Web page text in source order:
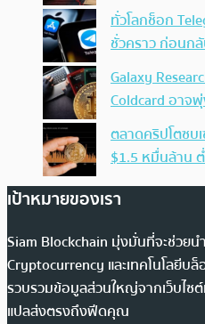
ทั่วโลกช็อก
ชั่วคราว ก่อนก
Galaxy
Coldcard อาจ
ตลาดคริปโตซบ
$1.5 หมื่นล้าน
เป้าหมายของเรา
Siam Blockchain มุ่งมั่นที่จะช่วยน
Cryptocurrency และเทคโนโลยีบ
รวบรวมข้อมูลส่วนใหญ่จากเว็บไซต์
แปลส่งตรงถึงฟีดคุณ